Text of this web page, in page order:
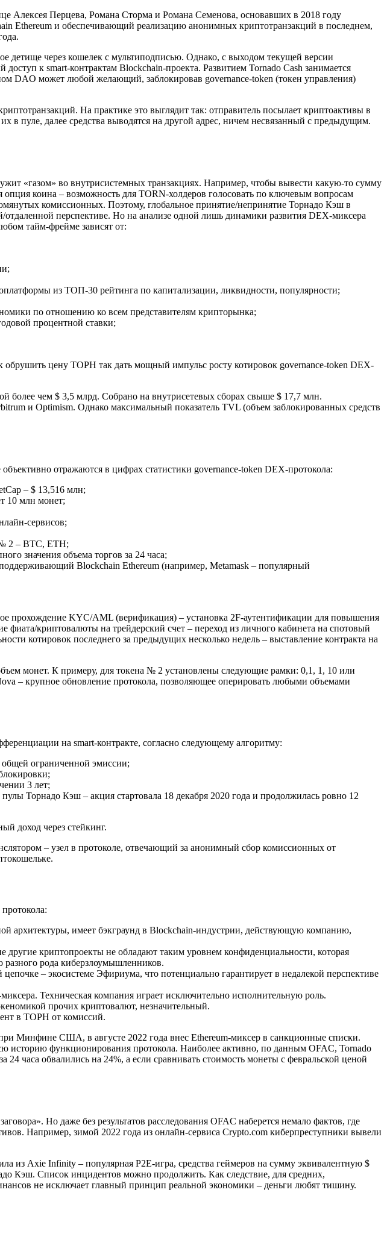
Алексея Перцева, Романа Сторма и Романа Семенова, основавших в 2018 году
Ethereum и обеспечивающий реализацию анонимных криптотранзакций в последнем,
детище через кошелек с мультиподписью. Однако, с выходом текущей версии
к smart-контрактам Blockchain-проекта. Развитием Tornado Cash занимается
DAO может любой желающий, заблокировав governance-token (токен управления)
На практике это выглядит так: отправитель посылает криптоактивы в
в пуле, далее средства выводятся на другой адрес, ничем несвязанный с предыдущим.
«газом» во внутрисистемных транзакциях. Например, чтобы вывести какую-то сумму
коина – возможность для TORN-холдеров голосовать по ключевым вопросам
комиссионных. Поэтому, глобальное принятие/непринятие Торнадо Кэш в
перспективе. Но на анализе одной лишь динамики развития DEX-миксера
тайм-фрейме зависят от:
из ТОП-30 рейтинга по капитализации, ликвидности, популярности;
по отношению ко всем представителям крипторынка;
процентной ставки;
цену ТОРН так дать мощный импульс росту котировок governance-token DEX-
более чем $ 3,5 млрд. Собрано на внутрисетевых сборах свыше $ 17,7 млн.
и Optimism. Однако максимальный показатель TVL (объем заблокированных средств
отражаются в цифрах статистики governance-token DEX-протокола:
– $ 13,516 млн;
10 млн монет;
сервисов;
2 – BTC, ETH;
значения объема торгов за 24 часа;
Blockchain Ethereum (например, Metamask – популярный
прохождение KYC/AML (верификация) – установка 2F-аутентификации для повышения
фиата/криптовалюты на трейдерский счет – переход из личного кабинета на спотовый
котировок последнего за предыдущих несколько недель – выставление контракта на
монет. К примеру, для токена № 2 установлены следующие рамки: 0,1, 1, 10 или
– крупное обновление протокола, позволяющее оперировать любыми объемами
на smart-контракте, согласно следующему алгоритму:
общей ограниченной эмиссии;
3 лет;
Торнадо Кэш – акция стартовала 18 декабря 2020 года и продолжилась ровно 12
доход через стейкинг.
– узел в протоколе, отвечающий за анонимный сбор комиссионных от
архитектуры, имеет бэкграунд в Blockchain-индустрии, действующую компанию,
криптопроекты не обладают таким уровнем конфиденциальности, которая
разного рода киберзлоумышленников.
– экосистеме Эфириума, что потенциально гарантирует в недалекой перспективе
Техническая компания играет исключительно исполнительную роль.
прочих криптовалют, незначительный.
в ТОРН от комиссий.
Минфине США, в августе 2022 года внес Ethereum-миксер в санкционные списки.
историю функционирования протокола. Наиболее активно, по данным OFAC, Tornado
часа обвалились на 24%, а если сравнивать стоимость монеты с февральской ценой
Но даже без результатов расследования OFAC наберется немало фактов, где
Например, зимой 2022 года из онлайн-сервиса Crypto.com киберпреступники вывели
из Axie Infinity – популярная P2E-игра, средства геймеров на сумму эквивалентную $
Кэш. Список инцидентов можно продолжить. Как следствие, для средних,
не исключает главный принцип реальной экономики – деньги любят тишину.